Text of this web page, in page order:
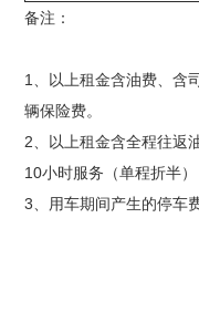
备注：
1、以上租金含油费、含
辆保险费。
2、以上租金含全程往返
10小时服务（单程折半
3、用车期间产生的停车